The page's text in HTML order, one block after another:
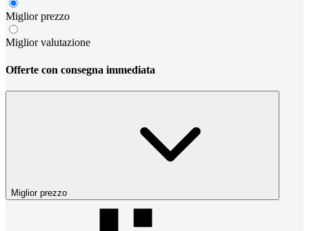
Miglior prezzo
Miglior valutazione
Offerte con consegna immediata
Miglior prezzo